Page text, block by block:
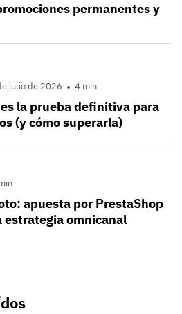
permanentes y
julio de 2026 4 min
la prueba definitiva para
(y cómo superarla)
apuesta por PrestaShop
estrategia omnicanal